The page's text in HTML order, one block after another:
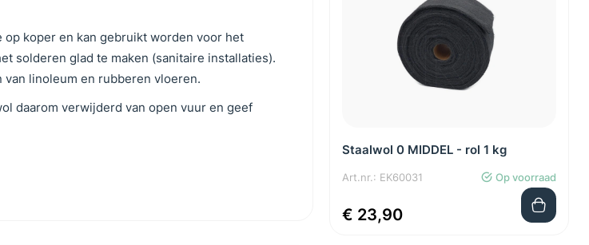
koper en kan gebruikt worden voor het
solderen glad te maken (sanitaire installaties).
linoleum en rubberen vloeren.
daarom verwijderd van open vuur en geef
Staalwol 0 MIDDEL - rol 1 kg
Art.nr.: EK60031 Op voorraad
€ 23,90